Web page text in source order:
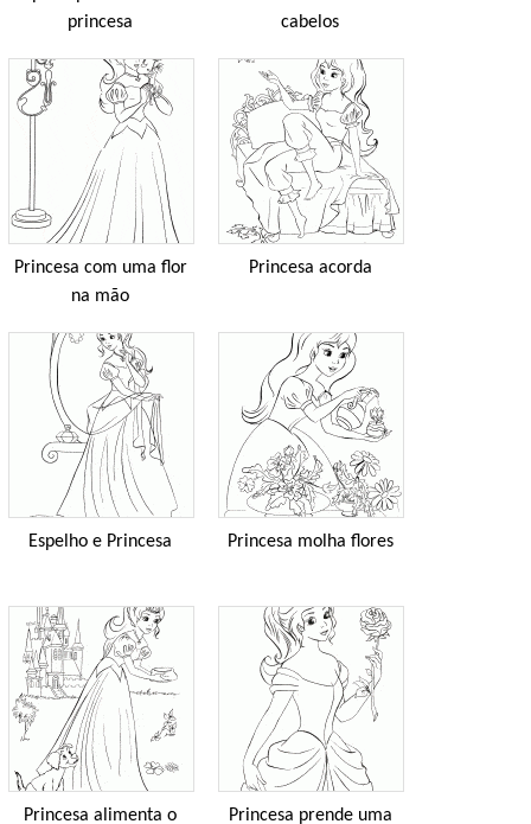
princesa
cabelos
Princesa com uma flor
na mão
Princesa acorda
Espelho e Princesa Princesa molha flores
Princesa alimenta o
Princesa prende uma